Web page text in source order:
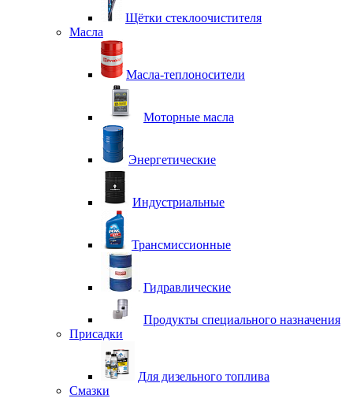
Щётки стеклоочистителя
Масла
Масла-теплоносители
Моторные масла
Энергетические
Индустриальные
Трансмиссионные
Гидравлические
Продукты специального назначения
Присадки
Для дизельного топлива
Смазки